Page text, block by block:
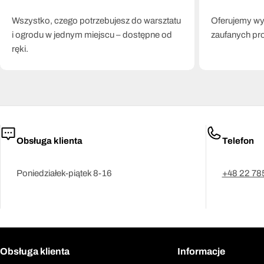
Wszystko, czego potrzebujesz do warsztatu
i ogrodu w jednym miejscu – dostępne od
ręki.
Oferujemy
zaufanych
Obsługa klienta
Poniedziałek-piątek 8-16
Telefon
+48 22
Obsługa klienta Informacje